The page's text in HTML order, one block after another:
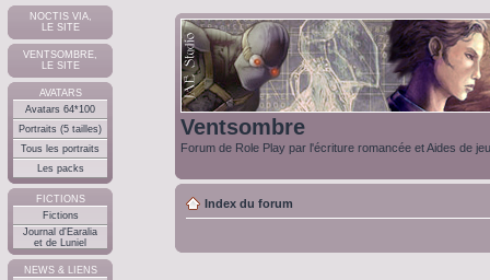
NOCTIS VIA,
LE SITE
VENTSOMBRE,
LE SITE
AVATARS
Avatars 64*100
Portraits (5 tailles)
Tous les portraits
Les packs
FICTIONS
Fictions
Journal d'Earalia
et de Luniel
NEWS & LIENS
Ventsombre
Forum de Role Play par l'écriture romancée et Aides de
Index du forum